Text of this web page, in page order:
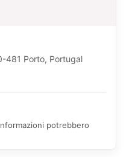
481 Porto, Portugal
potrebbero